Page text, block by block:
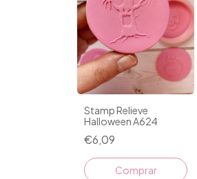
Stamp Relieve
Halloween A624
€6,09